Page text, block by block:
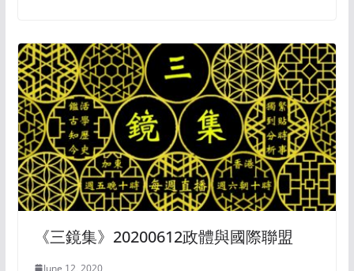
《三鏡集》20200612政體與國際聯盟
June 12, 2020